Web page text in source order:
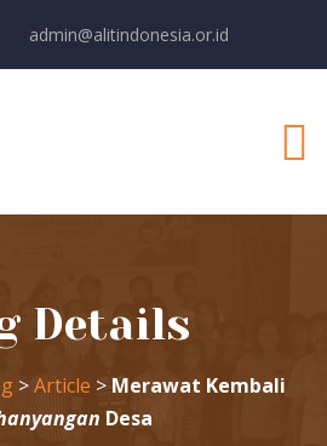
admin@alitindonesia.or.id
Details
>Article > Merawat Kembali
Desa